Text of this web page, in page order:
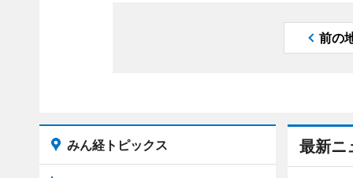
前の
最新ニ
みん経トピックス